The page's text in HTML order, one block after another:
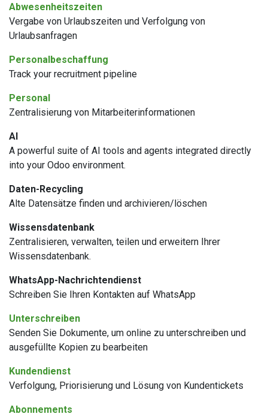
Abwesenheitszeiten
Vergabe von Urlaubszeiten und Verfolgung von
Urlaubsanfragen
Personalbeschaffung
Track your recruitment pipeline
Personal
Zentralisierung von Mitarbeiterinformationen
AI
A powerful suite of AI tools and agents integrated directly
into your Odoo environment.
Daten-Recycling
Alte Datensätze finden und archivieren/löschen
Wissensdatenbank
Zentralisieren, verwalten, teilen und erweitern Ihrer
Wissensdatenbank.
WhatsApp-Nachrichtendienst
Schreiben Sie Ihren Kontakten auf WhatsApp
Unterschreiben
Senden Sie Dokumente, um online zu unterschreiben und
ausgefüllte Kopien zu bearbeiten
Kundendienst
Verfolgung, Priorisierung und Lösung von Kundentickets
Abonnements